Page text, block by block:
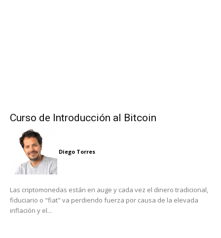
Curso de Introducción al Bitcoin
Diego Torres
Las criptomonedas están en auge y cada vez el dinero tradicional,
fiduciario o "fiat" va perdiendo fuerza por causa de la elevada
inflación y el...